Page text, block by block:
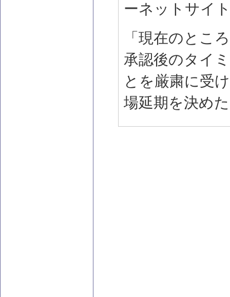
ーネットサイ
「現在のとこ
承認後のタイ
とを厳粛に受
場延期を決め